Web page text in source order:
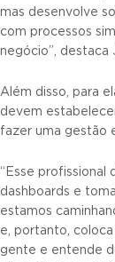
mas desenvolve
com processos
negócio”, destaca
Além disso, para
devem
fazer uma gestão
“Esse profissional
dashboards e
estamos
e, portanto,
gente e entende